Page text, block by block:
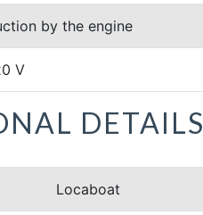
by the engine
V
DETAILS
Locaboat